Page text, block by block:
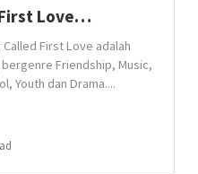
Love…
First Love adalah
Friendship, Music,
Youth dan Drama....